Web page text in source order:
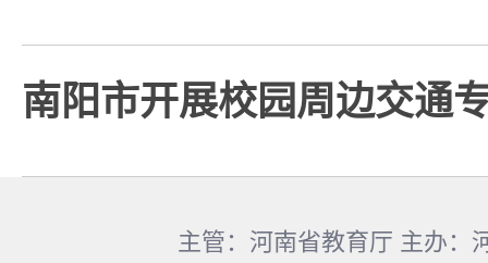
南阳市开展校园周边交通
主管：河南省教育厅 主办：